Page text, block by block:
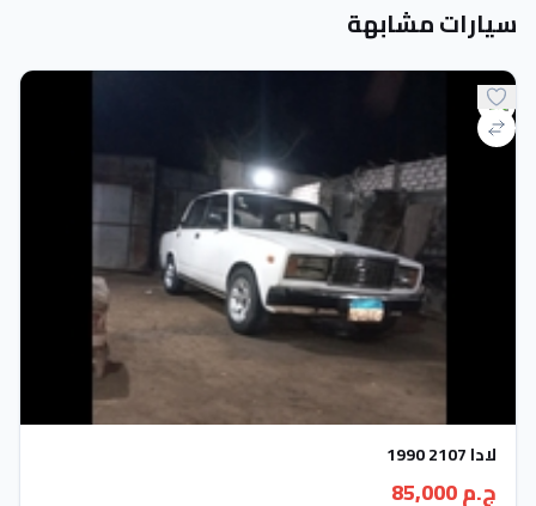
سيارات مشابهة
لادا 2107 1990
ج.م 85,000